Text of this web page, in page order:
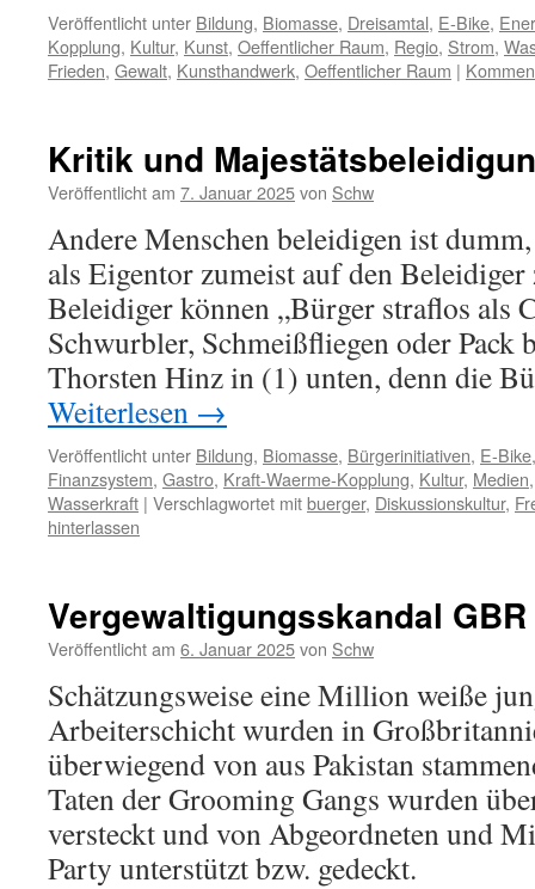
Veröffentlicht unter Bildung, Biomasse, Dreisamtal, E-Bike,
Kopplung, Kultur, Kunst, Oeffentlicher Raum, Regio, Strom,
Frieden, Gewalt, Kunsthandwerk, Oeffentlicher Raum |
Kritik und
Veröffentlicht am 7. Januar 2025von Schw
Andere Menschen beleidigen ist
als Eigentor zumeist auf den
Beleidiger können „Bürger straflos als
Schwurbler, Schmeißfliegen oder Pack
Thorsten Hinz in (1) unten, denn die
Weiterlesen →
Veröffentlicht unter Bildung, Biomasse, Bürgerinitiativen, E-Bike
Finanzsystem, Gastro, Kraft-Waerme-Kopplung, Kultur, Medien
Wasserkraft | Verschlagwortet mitbuerger, Diskussionskultur,
hinterlassen
Vergewaltigungsskandal GBR
Veröffentlicht am 6. Januar 2025von Schw
Schätzungsweise eine Million weiße
Arbeiterschicht wurden in
überwiegend von aus Pakistan
Taten der Grooming Gangs wurden
versteckt und von Abgeordneten und
Party unterstützt bzw. gedeckt.